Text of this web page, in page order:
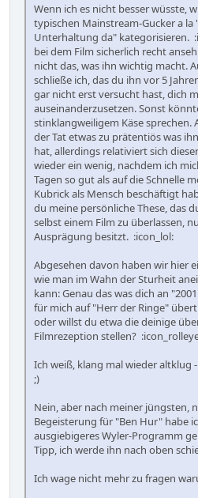
Wenn ich es nicht besser wüsste,
typischen Mainstream-Gucker a la
Unterhaltung da" kategorisieren.
bei dem Film sicherlich recht
nicht das, was ihn wichtig macht.
schließe ich, das du ihn vor 5
gar nicht erst versucht hast, dich
auseinanderzusetzen. Sonst
stinklangweiligem Käse sprechen.
der Tat etwas zu prätentiös was
hat, allerdings relativiert sich
wieder ein wenig, nachdem ich
Tagen so gut als auf die Schnelle
Kubrick als Mensch beschäftigt
du meine persönliche These, das
selbst einem Film zu überlassen,
Ausprägung besitzt. :icon_lol:
Abgesehen davon haben wir hier
wie man im Wahn der Sturheit
kann: Genau das was dich an
für mich auf "Herr der Ringe"
oder willst du etwa die deinige
Filmrezeption stellen?
Ich weiß, klang mal wieder altklug
;)
Nein, aber nach meiner jüngsten,
Begeisterung für "Ben Hur" habe
ausgiebigeres Wyler-Programm
Tipp, ich werde ihn nach oben
Ich wage nicht mehr zu fragen